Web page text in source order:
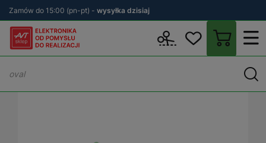
Zamów do 15:00 (pn-pt) - wysyłka dzisiaj
Moduły -